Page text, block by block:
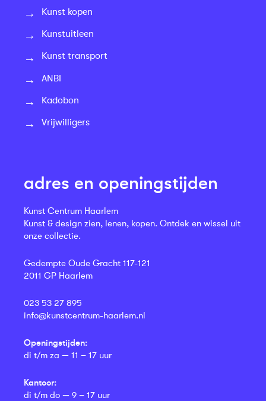
Kunst kopen
Kunstuitleen
Kunst transport
ANBI
Kadobon
Vrijwilligers
adres en openingstijden
Kunst Centrum Haarlem
Kunst & design zien, lenen, kopen. Ontdek en wissel uit
onze collectie.
Gedempte Oude Gracht 117-121
2011 GP Haarlem
023 53 27 895
info@kunstcentrum-haarlem.nl
Openingstijden:
di t/m za — 11 – 17 uur
Kantoor:
di t/m do — 9 – 17 uur